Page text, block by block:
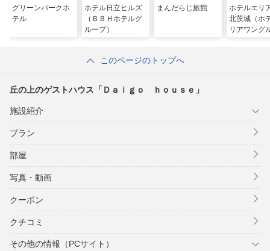
グリーンパークホ
テル
ホテル日立ヒルズ
（ＢＢＨホテルグ
ループ）
まんだらじ旅館
ホテルエリ
北茨城（ホ
リアワング
このページのトップへ
丘の上のゲストハウス「Ｄａｉｇｏ ｈｏｕｓｅ」
施設紹介
プラン
部屋
写真・動画
クーポン
クチコミ
その他の情報（PCサイト）